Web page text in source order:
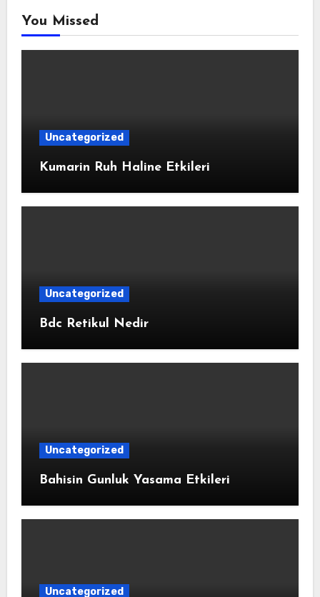
You Missed
Uncategorized
Kumarin Ruh Haline Etkileri
Uncategorized
Bdc Retikul Nedir
Uncategorized
Bahisin Gunluk Yasama Etkileri
Uncategorized